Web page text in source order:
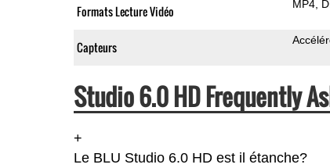
Formats Lecture Vidéo MP4
Capteurs
Studio 6.0 HD Frequently
+
Le BLU Studio 6.0 HD est il étanche?